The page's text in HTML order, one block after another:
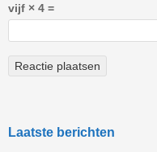
vijf × 4 =
Laatste berichten